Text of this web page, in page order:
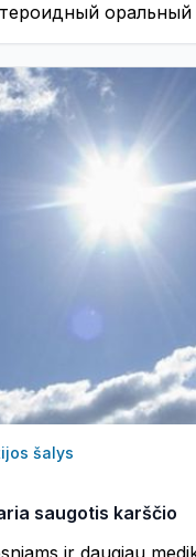
оральный
для мужчин
šalys
saugotis karščio
ir daugiau